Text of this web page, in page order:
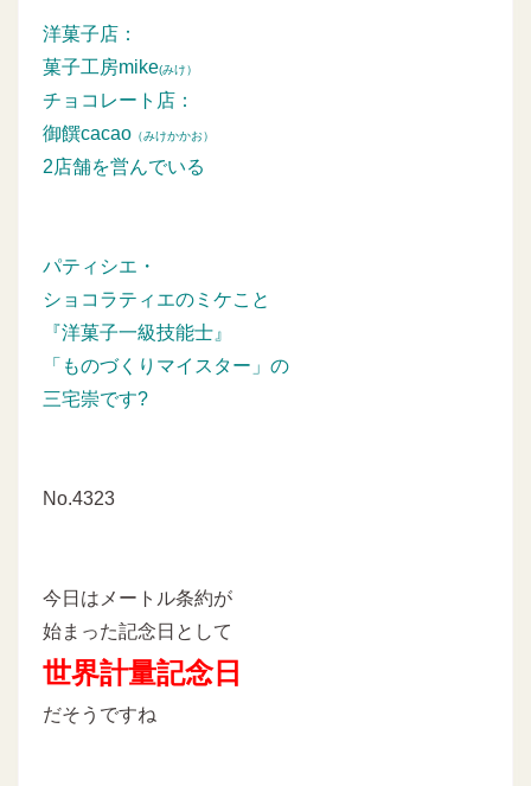
洋菓子店：
菓子工房mike(みけ）
チョコレート店：
御饌cacao （みけかかお）
2店舗を営んでいる
パティシエ・
ショコラティエのミケこと
『洋菓子一級技能士』
「ものづくりマイスター」の
三宅崇です?
No.4323
今日はメートル条約が
始まった記念日として
世界計量記念日
だそうですね